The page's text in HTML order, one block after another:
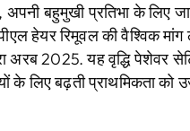
बहुमुखी प्रतिभा के लिए
हेयर रिमूवल की वैश्विक मांग
अरब 2025. यह वृद्धि पेशेवर
लिए बढ़ती प्राथमिकता को